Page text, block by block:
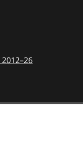
2012–26